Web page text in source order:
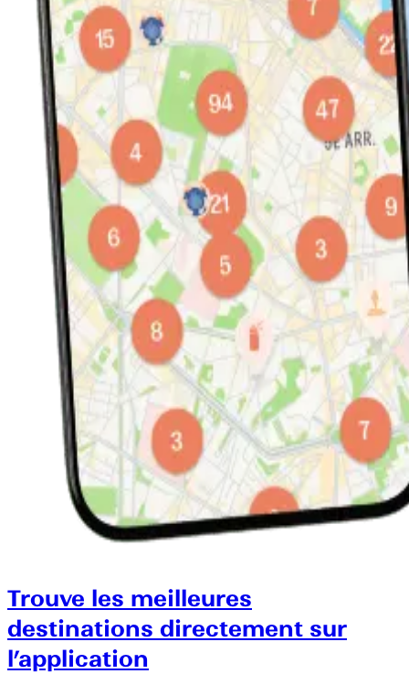
Trouve les meilleures
destinations directement sur
l’application